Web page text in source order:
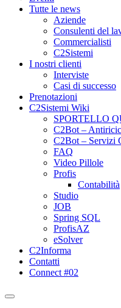
Tutte le news
Aziende
Consulenti del
Commercialisti
C2Sistemi
I nostri clienti
Interviste
Casi di successo
Prenotazioni
C2Sistemi Wiki
SPORTELLO
C2Bot –
C2Bot – Servizi
FAQ
Video Pillole
Profis
Contabilità
Studio
JOB
Spring SQL
ProfisAZ
eSolver
C2Informa
Contatti
Connect #02